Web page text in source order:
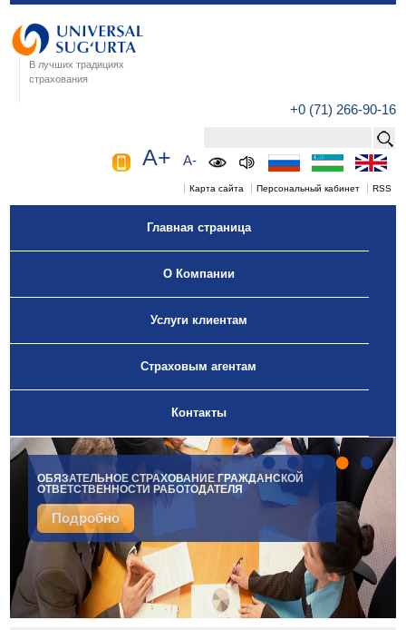
В лучших традициях
страхования
+0 (71) 266-90-16
A+ A-
Карта сайта Персональный кабинет RSS
Главная страница
О Компании
Услуги клиентам
Страховым агентам
Контакты
ОБЯЗАТЕЛЬНОЕ СТРАХОВАНИЕ ГРАЖДАНСКОЙ
ОТВЕТСТВЕННОСТИ РАБОТОДАТЕЛЯ
Подробно
•••• •